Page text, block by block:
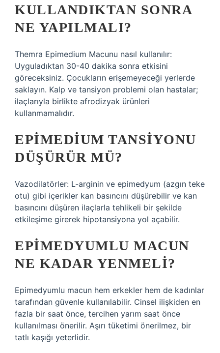
KULLANDIKTAN SONRA
NE YAPILMALI?
Themra Epimedium Macunu nasıl kullanılır:
Uyguladıktan 30-40 dakika sonra etkisini
göreceksiniz. Çocukların erişemeyeceği yerlerde
saklayın. Kalp ve tansiyon problemi olan hastalar;
ilaçlarıyla birlikte afrodizyak ürünleri
kullanmamalıdır.
EPIMEDIUM TANSIYONU
DÜŞÜRÜR MÜ?
Vazodilatörler: L-arginin ve epimedyum (azgın teke
otu) gibi içerikler kan basıncını düşürebilir ve kan
basıncını düşüren ilaçlarla tehlikeli bir şekilde
etkileşime girerek hipotansiyona yol açabilir.
EPIMEDYUMLU MACUN
NE KADAR YENMELI?
Epimedyumlu macun hem erkekler hem de kadınlar
tarafından güvenle kullanılabilir. Cinsel ilişkiden en
fazla bir saat önce, tercihen yarım saat önce
kullanılması önerilir. Aşırı tüketimi önerilmez, bir
tatlı kaşığı yeterlidir.